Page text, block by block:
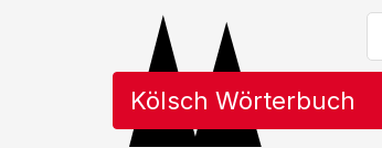
Kölsch Wörterbuch